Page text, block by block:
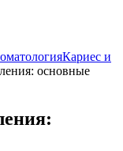
Кариес и
основные